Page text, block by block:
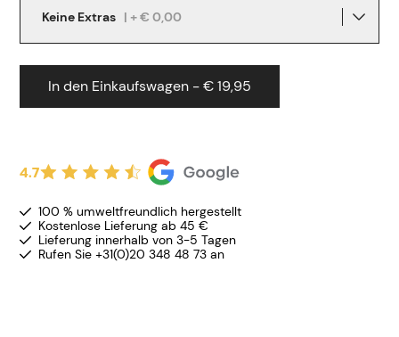
Keine Extras | + € 0,00
In den Einkaufswagen - € 19,95
4.7
100 % umweltfreundlich hergestellt
Kostenlose Lieferung ab 45 €
Lieferung innerhalb von 3-5 Tagen
Rufen Sie +31(0)20 348 48 73 an